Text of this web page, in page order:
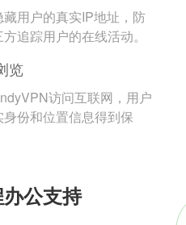
藏用户的真实IP地址，防
方追踪用户的在线活动。
览
访问互联网，用户
身份和位置信息得到保
公支持